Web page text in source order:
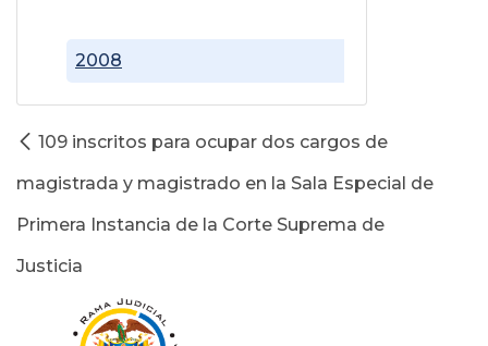
2008
109 inscritos para ocupar dos cargos de
magistrada y magistrado en la Sala Especial de
Primera Instancia de la Corte Suprema de
Justicia